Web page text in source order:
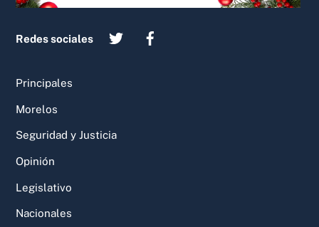
Redes sociales
Principales
Morelos
Seguridad y Justicia
Opinión
Legislativo
Nacionales